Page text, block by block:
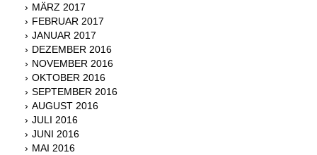
MÄRZ 2017
FEBRUAR 2017
JANUAR 2017
DEZEMBER 2016
NOVEMBER 2016
OKTOBER 2016
SEPTEMBER 2016
AUGUST 2016
JULI 2016
JUNI 2016
MAI 2016